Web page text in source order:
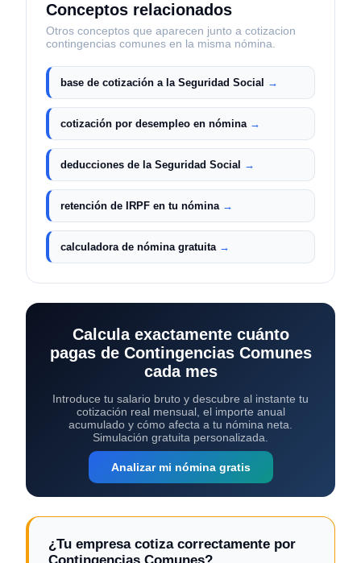
Conceptos relacionados
Otros conceptos que aparecen junto a cotizacion
contingencias comunes en la misma nómina.
base de cotización a la Seguridad Social →
cotización por desempleo en nómina →
deducciones de la Seguridad Social →
retención de IRPF en tu nómina →
calculadora de nómina gratuita →
Calcula exactamente cuánto
pagas de Contingencias Comunes
cada mes
Introduce tu salario bruto y descubre al instante tu
cotización real mensual, el importe anual
acumulado y cómo afecta a tu nómina neta.
Simulación gratuita personalizada.
Analizar mi nómina gratis
¿Tu empresa cotiza correctamente por